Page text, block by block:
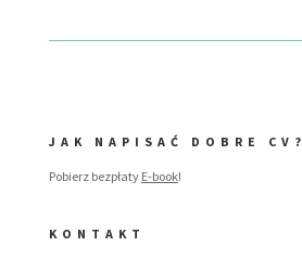
JAK NAPISAĆ DOBRE CV?
Pobierz bezpłaty E-book!
KONTAKT